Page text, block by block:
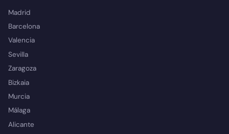
Madrid
Barcelona
Valencia
Sevilla
Zaragoza
Bizkaia
Murcia
Málaga
Alicante